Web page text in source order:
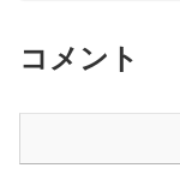
コメント